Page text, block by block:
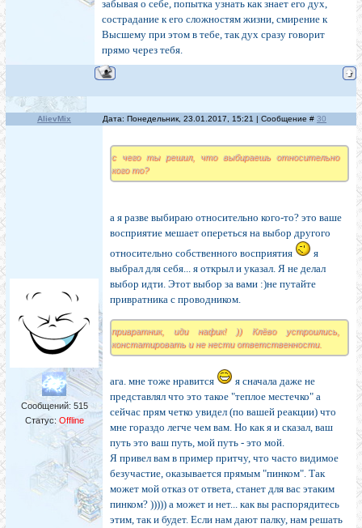
забывая о себе, попытка узнать как знает его дух,
сострадание к его сложностям жизни, смирение к
Высшему при этом в тебе, так дух сразу говорит
прямо через тебя.
AlievMix Дата: Понедельник, 23.01.2017, 15:21 | Сообщение # 30
Сообщений: 515
Статус: Offline
с чего ты решил, что выбираешь относительно
кого то?
а я разве выбираю относительно кого-то? это ваше
восприятие мешает опереться на выбор другого
относительно собственного восприятия
я
выбрал для себя... я открыл и указал. Я не делал
выбор идти. Этот выбор за вами :)не путайте
привратника с проводником.
привратник, иди нафик! )) Клёво устроились,
констатировать и не нести ответственности.
ага. мне тоже нравится
я сначала даже не
представлял что это такое "теплое местечко" а
сейчас прям четко увидел (по вашей реакции) что
мне гораздо легче чем вам. Но как я и сказал, ваш
путь это ваш путь, мой путь - это мой.
Я привел вам в пример притчу, что часто видимое
безучастие, оказывается прямым "пинком". Так
может мой отказ от ответа, станет для вас этаким
пинком? ))))) а может и нет... как вы распорядитесь
этим, так и будет. Если нам дают палку, нам решать